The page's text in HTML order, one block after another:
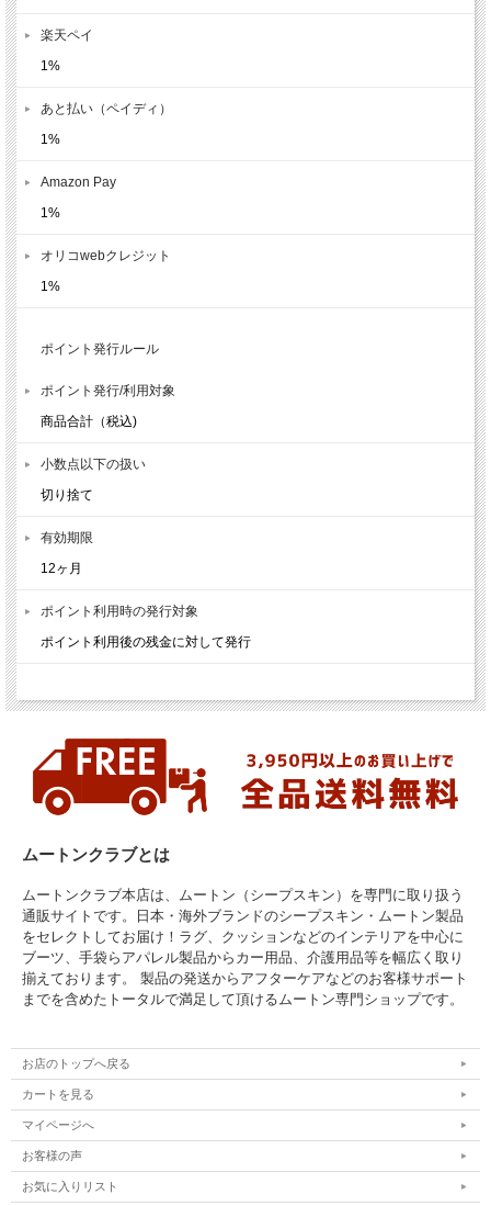
楽天ペイ
1%
あと払い（ペイディ）
1%
Amazon Pay
1%
オリコwebクレジット
1%
ポイント発行ルール
ポイント発行/利用対象
商品合計（税込)
小数点以下の扱い
切り捨て
有効期限
12ヶ月
ポイント利用時の発行対象
ポイント利用後の残金に対して発行
ムートンクラブとは
ムートンクラブ本店は、ムートン（シープスキン）を専門に取り扱う
通販サイトです。日本・海外ブランドのシープスキン・ムートン製品
をセレクトしてお届け！ラグ、クッションなどのインテリアを中心に
ブーツ、手袋らアパレル製品からカー用品、介護用品等を幅広く取り
揃えております。 製品の発送からアフターケアなどのお客様サポート
までを含めたトータルで満足して頂けるムートン専門ショップです。
お店のトップへ戻る
カートを見る
マイページへ
お客様の声
お気に入りリスト